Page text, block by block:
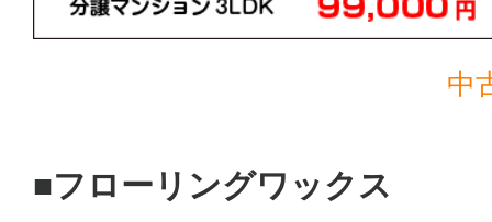
中
■フローリングワックス